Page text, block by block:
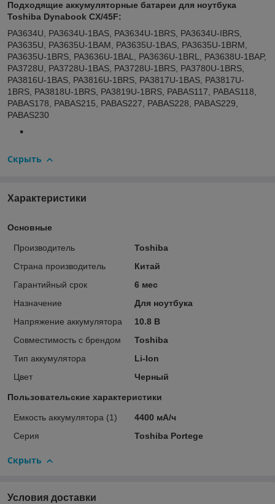
Подходящие аккумуляторные батареи для ноутбука
Toshiba Dynabook CX/45F:
PA3634U, PA3634U-1BAS, PA3634U-1BRS, PA3634U-IBRS,
PA3635U, PA3635U-1BAM, PA3635U-1BAS, PA3635U-1BRM,
PA3635U-1BRS, PA3636U-1BAL, PA3636U-1BRL, PA3638U-1BAP,
PA3728U, PA3728U-1BAS, PA3728U-1BRS, PA3780U-1BRS,
PA3816U-1BAS, PA3816U-1BRS, PA3817U-1BAS, PA3817U-
1BRS, PA3818U-1BRS, PA3819U-1BRS, PABAS117, PABAS118,
PABAS178, PABAS215, PABAS227, PABAS228, PABAS229,
PABAS230
Скрыть
Характеристики
Основные
Производитель
Toshiba
Страна производитель
Китай
Гарантийный срок
6 мес
Назначение
Для ноутбука
Напряжение аккумулятора
10.8 В
Совместимость с брендом
Toshiba
Тип аккумулятора
Li-Ion
Цвет
Черный
Пользовательские характеристики
Емкость аккумулятора (1)
4400 мА/ч
Серия
Toshiba Portege
Скрыть
Условия доставки